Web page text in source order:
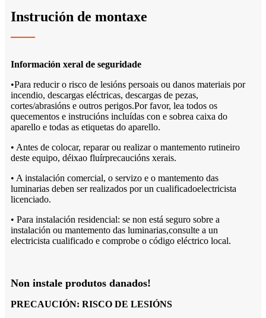
Instrución de montaxe
Información xeral de seguridade
•Para reducir o risco de lesións persoais ou danos materiais por
incendio, descargas eléctricas, descargas de pezas,
cortes/abrasións e outros perigos.Por favor, lea todos os
quecementos e instrucións incluídas con e sobrea caixa do
aparello e todas as etiquetas do aparello.
• Antes de colocar, reparar ou realizar o mantemento rutineiro
deste equipo, déixao fluírprecaucións xerais.
• A instalación comercial, o servizo e o mantemento das
luminarias deben ser realizados por un cualificadoelectricista
licenciado.
• Para instalación residencial: se non está seguro sobre a
instalación ou mantemento das luminarias,consulte a un
electricista cualificado e comprobe o código eléctrico local.
Non instale produtos danados!
PRECAUCIÓN: RISCO DE LESIÓNS